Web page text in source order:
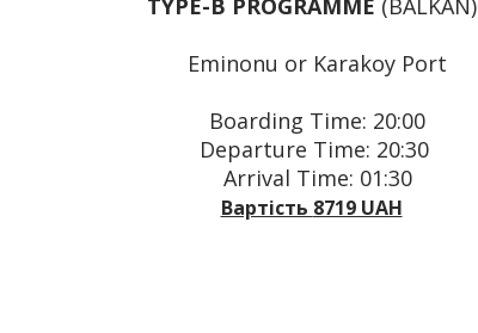
TYPE-B PROGRAMME (BALKAN)
Eminonu or Karakoy Port
Boarding Time: 20:00
Departure Time: 20:30
Arrival Time: 01:30
Вартість 8719 UAH